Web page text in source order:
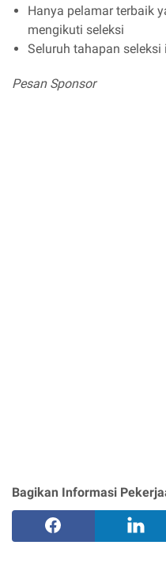
Hanya pelamar terbaik
mengikuti seleksi
Seluruh tahapan
Pesan Sponsor
Bagikan Informasi